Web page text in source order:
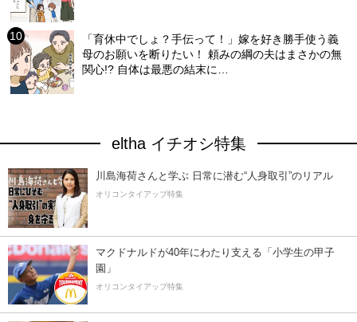
「育休中でしょ？手伝って！」嫁を好き勝手使う義
母のお願いを断りたい！ 頼みの綱の夫はまさかの無
関心!? 自体は最悪の結末に…
eltha イチオシ特集
川島海荷さんと学ぶ 日常に潜む“人身取引”のリアル
オリコンタイアップ特集
マクドナルドが40年にわたり支える「小学生の甲子
園」
オリコンタイアップ特集